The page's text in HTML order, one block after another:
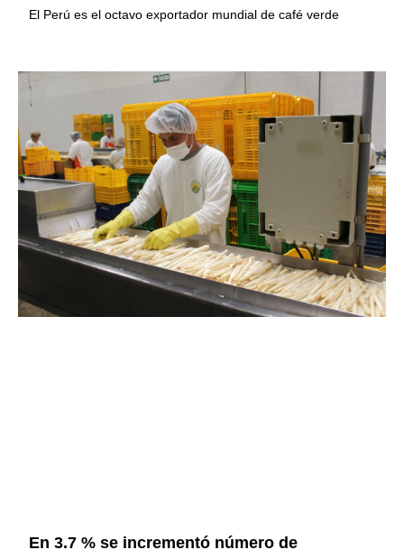
El Perú es el octavo exportador mundial de café verde
En 3.7 % se incrementó número de